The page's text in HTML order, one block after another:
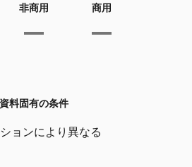
非商用 商用
資料固有の条件
ョンにより異なる